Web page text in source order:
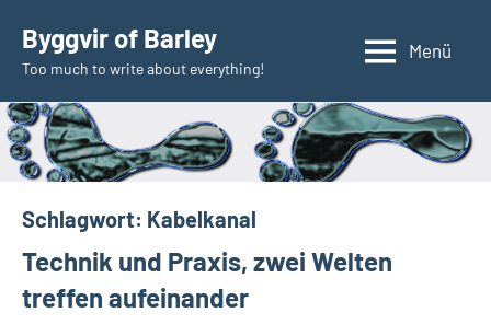
Inhalt
springen
Byggvir of Barley
Too much to write about everything!
Menü
Schlagwort: Kabelkanal
Technik und Praxis, zwei Welten
treffen aufeinander